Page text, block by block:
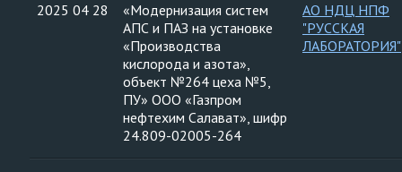
2025 04 28
«Модернизация систем
АПС и ПАЗ на установке
«Производства
кислорода и азота»,
объект №264 цеха №5,
ПУ» ООО «Газпром
нефтехим Салават», шифр
24.809-02005-264
АО НДЦ НПФ
"РУССКАЯ
ЛАБОРАТОРИЯ"